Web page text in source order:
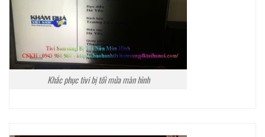
Khắc phục tivi bị tối mửa màn hình